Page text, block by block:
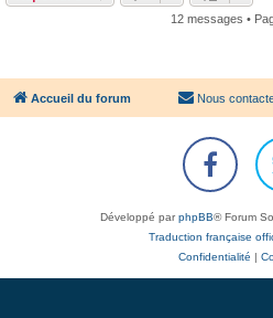
12 messages •
Accueil du forum Nous
Développé parphpBB® Forum
Traduction française
Confidentialité |